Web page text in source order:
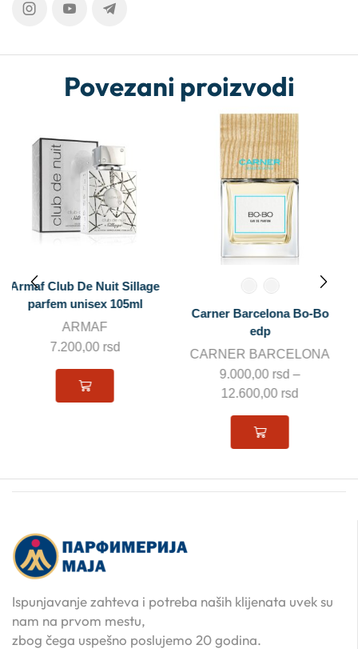
Povezani proizvodi
Carner Barcelona Bo-Bo
edp
CARNER BARCELONA
9.000,00
rsd
12.600,00
VIP Parfimisane Jelkice VIP
VIP CARIBI
295,00rsd
Ispunjavanje zahteva i potreba naših klijenata uvek su
nam na prvom mestu,
zbog čega uspešno poslujemo 20 godina.